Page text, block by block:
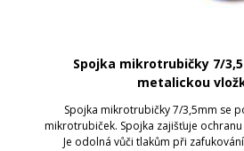
Spojka mikrotrubičky 7/
metalickou
Spojka mikrotrubičky 7/3,5mm se
mikrotrubiček. Spojka zajišťuje
Je odolná vůči tlakům při